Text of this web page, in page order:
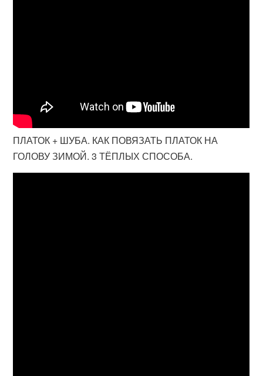
ПЛАТОК + ШУБА. КАК ПОВЯЗАТЬ ПЛАТОК НА
ГОЛОВУ ЗИМОЙ. 3 ТЁПЛЫХ СПОСОБА.